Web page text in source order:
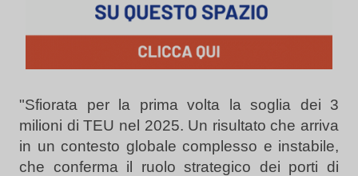
"Sfiorata per la prima volta la soglia dei 3
milioni di TEU nel 2025. Un risultato che arriva
in un contesto globale complesso e instabile,
che conferma il ruolo strategico dei porti di